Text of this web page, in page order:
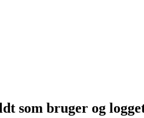
som bruger og